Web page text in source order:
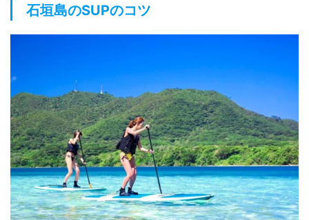
石垣島のSUPのコツ